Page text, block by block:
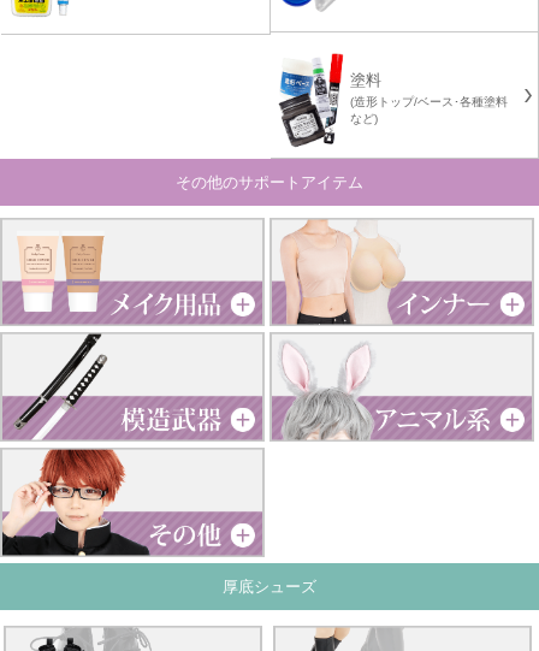
塗料
(造形トップ/ベース･各種塗料
など)
その他のサポートアイテム
厚底シューズ